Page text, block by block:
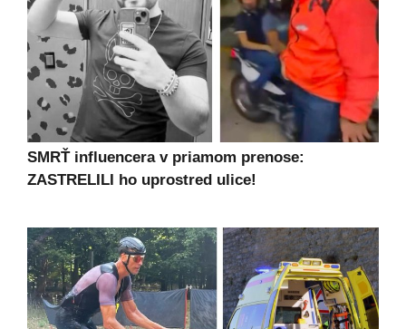
SMRŤ influencera v priamom prenose:
ZASTRELILI ho uprostred ulice!